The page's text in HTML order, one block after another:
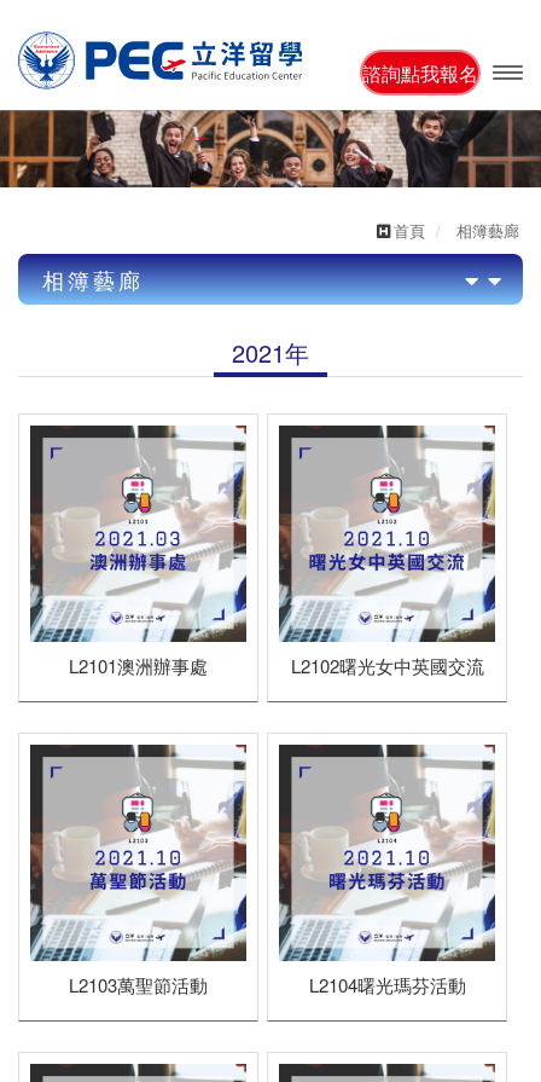
諮詢點我報名
首頁 相簿藝廊
相簿藝廊
2022年/L001活動暨講座說明會
2021年
US001美國遊學團
AU001澳洲遊學團
CA001加拿大遊學團
UK001英國遊學團
L001活動暨講座說明會
2020年
US001美國遊學團
AU001澳洲遊學團
CA001加拿大遊學團
UK001英國遊學團
L001活動暨講座說明會
2019年
L001活動暨講座說明會
2018年
L001活動暨講座說明會
2021年
L2101澳洲辦事處 L2102曙光女中英國交流
L2103萬聖節活動 L2104曙光瑪芬活動